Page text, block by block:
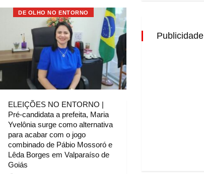
DE OLHO NO ENTORNO
ELEIÇÕES NO ENTORNO |
Pré-candidata a prefeita, Maria
Yvelônia surge como alternativa
para acabar com o jogo
combinado de Pábio Mossoró e
Lêda Borges em Valparaíso de
Goiás
Publicidade